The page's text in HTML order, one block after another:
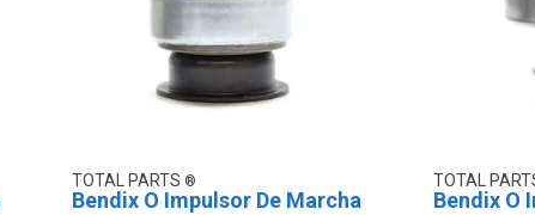
TOTAL PARTS
Bendix O Impulsor De Marcha
TOTAL
Bendix O